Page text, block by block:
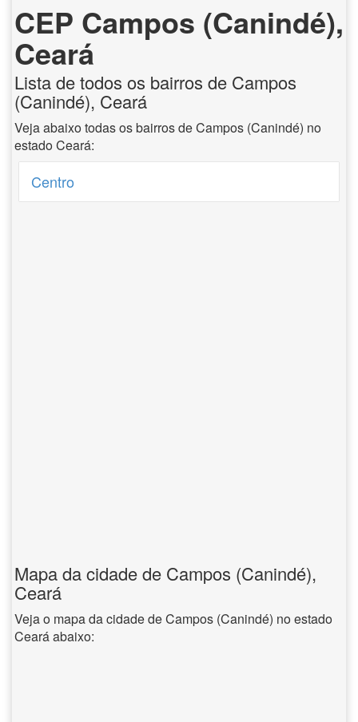
CEP Campos (Canindé),
Ceará
Lista de todos os bairros de Campos
(Canindé), Ceará
Veja abaixo todas os bairros de Campos (Canindé) no
estado Ceará:
Centro
Mapa da cidade de Campos (Canindé),
Ceará
Veja o mapa da cidade de Campos (Canindé) no estado
Ceará abaixo: